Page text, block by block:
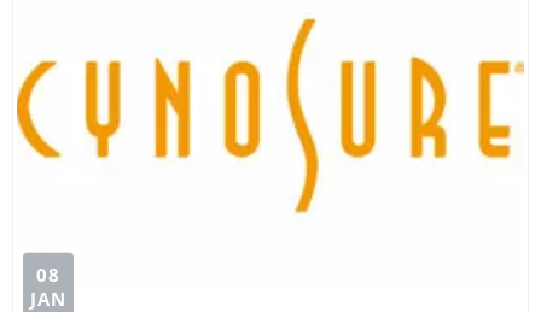
08
JAN